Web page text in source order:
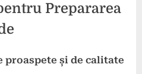
Prepararea
și de calitate